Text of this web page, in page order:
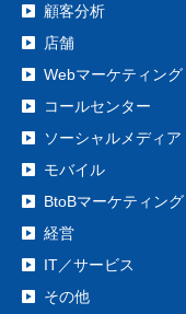
顧客分析
店舗
Webマーケティング
コールセンター
ソーシャルメディア
モバイル
BtoBマーケティング
経営
IT／サービス
その他